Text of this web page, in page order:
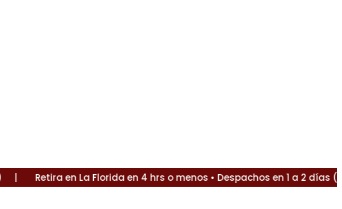
Retira en La Florida en 4 hrs o menos • Despachos en 1 a 2 días